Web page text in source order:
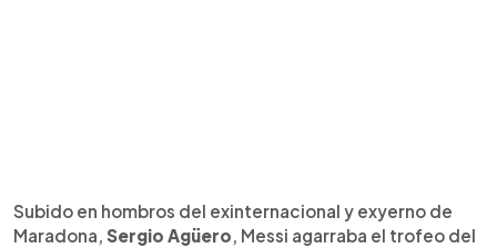
Subido en hombros del exinternacional y exyerno de
Maradona, Sergio Agüero, Messi agarraba el trofeo del